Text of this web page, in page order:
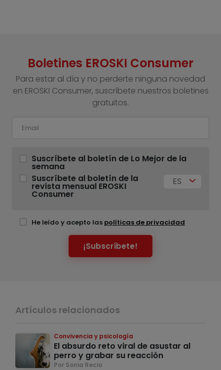
Boletines EROSKI Consumer
Para estar al día y no perderte ninguna novedad
en EROSKI Consumer, suscríbete nuestros boletines
gratuitos.
Suscríbete al boletín de Lo Mejor de la
semana
Suscríbete al boletín de la
revista mensual EROSKI
Consumer
ES
He leído y acepto las políticas de privacidad
¡Subscríbete!
Artículos relacionados
Convivencia y psicología
El absurdo reto viral de asustar al
perro y grabar su reacción
Por Sonia Recio